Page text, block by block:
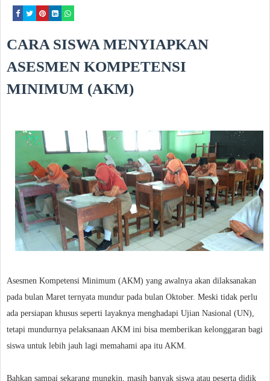
CARA SISWA MENYIAPKAN
ASESMEN KOMPETENSI
MINIMUM (AKM)
Asesmen Kompetensi Minimum (AKM) yang awalnya akan dilaksanakan
pada bulan Maret ternyata mundur pada bulan Oktober. Meski tidak perlu
ada persiapan khusus seperti layaknya menghadapi Ujian Nasional (UN),
tetapi mundurnya pelaksanaan AKM ini bisa memberikan kelonggaran bagi
siswa untuk lebih jauh lagi memahami apa itu AKM.
Bahkan sampai sekarang mungkin, masih banyak siswa atau peserta didik